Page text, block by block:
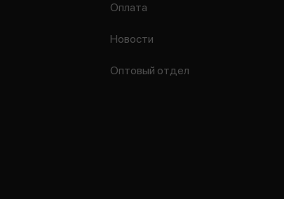
Оплата
Новости
Оптовый отдел